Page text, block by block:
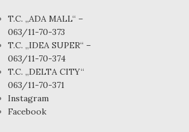
T.C. „ADA MALL“ –
063/11-70-373
T.C. „IDEA SUPER“ –
063/11-70-374
T.C. „DELTA CITY“
063/11-70-371
Instagram
Facebook